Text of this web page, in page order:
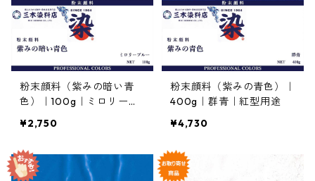
粉末顔料（紫みの暗い青
色）｜100g｜ミロリーブ
¥2,750
粉末顔料（紫みの青色）｜
400g｜群青｜紅型用途
¥4,730